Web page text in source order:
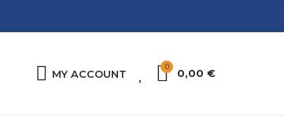
MY ACCOUNT
0
0,00 €